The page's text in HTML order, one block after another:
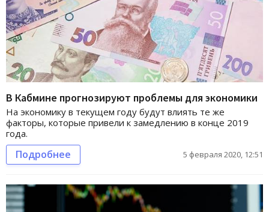
В Кабмине прогнозируют проблемы для экономики
На экономику в текущем году будут влиять те же
факторы, которые привели к замедлению в конце 2019
года.
Подробнее 5 февраля 2020, 12:51